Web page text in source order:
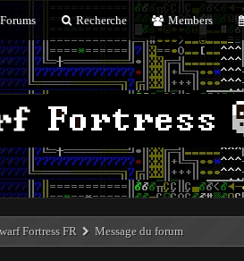
Forums Recherche Members
Fortress FR Message du forum